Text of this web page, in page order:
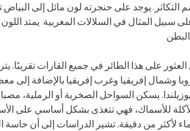
يوجد على حنجرته لون مائل إلى البياض
سبيل المثال في السلالات المغربية يمتد
وشمال إفريقيا وغرب إفريقيا بالإضافة إلى
يسكن السواحل الصخرية أو الرملية،
الآكلة للأسماك، فهي تتغذى بشكل أساسي على
لأكثر من دقيقة. تشير الدراسات إلى أن حاسة